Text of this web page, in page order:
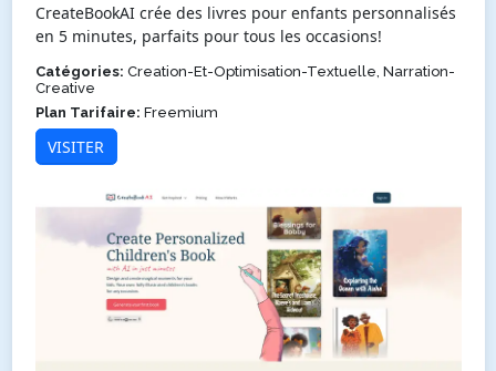
CreateBookAI crée des livres pour enfants personnalisés
en 5 minutes, parfaits pour tous les occasions!
Catégories: Creation-Et-Optimisation-Textuelle, Narration-
Creative
Plan Tarifaire: Freemium
VISITER